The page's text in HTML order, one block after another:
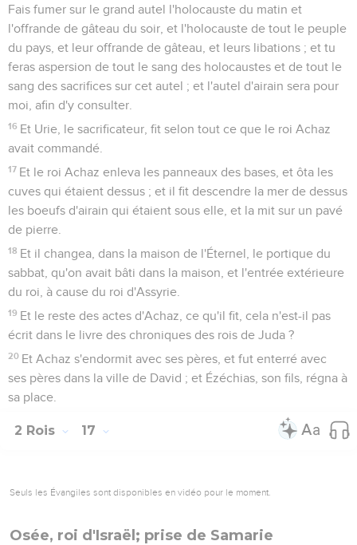
Fais fumer sur le grand autel l'holocauste du matin et
l'offrande de gâteau du soir, et l'holocauste de tout le peuple
du pays, et leur offrande de gâteau, et leurs libations ; et tu
feras aspersion de tout le sang des holocaustes et de tout le
sang des sacrifices sur cet autel ; et l'autel d'airain sera pour
moi, afin d'y consulter.
16 Et Urie, le sacrificateur, fit selon tout ce que le roi Achaz
avait commandé.
17 Et le roi Achaz enleva les panneaux des bases, et ôta les
cuves qui étaient dessus ; et il fit descendre la mer de dessus
les boeufs d'airain qui étaient sous elle, et la mit sur un pavé
de pierre.
18 Et il changea, dans la maison de l'Éternel, le portique du
sabbat, qu'on avait bâti dans la maison, et l'entrée extérieure
du roi, à cause du roi d'Assyrie.
19 Et le reste des actes d'Achaz, ce qu'il fit, cela n'est-il pas
écrit dans le livre des chroniques des rois de Juda ?
20 Et Achaz s'endormit avec ses pères, et fut enterré avec
ses pères dans la ville de David ; et Ézéchias, son fils, régna à
sa place.
2 Rois 17
Seuls les Évangiles sont disponibles en vidéo pour le moment.
Osée, roi d'Israël; prise de Samarie